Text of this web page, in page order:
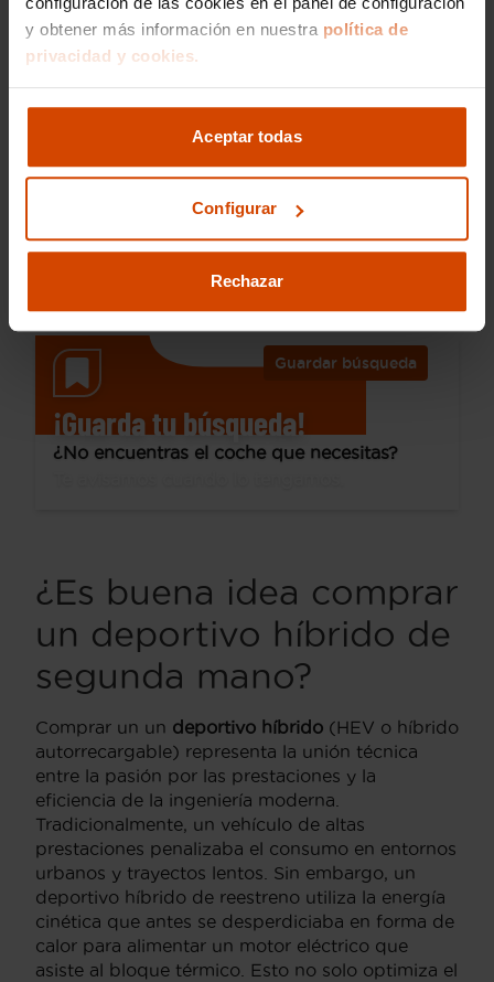
y obtener más información en nuestra política de
privacidad y cookies.
Aceptar todas
Configurar
Rechazar
Desde 510 € /mes*
32.790 €
Q5 SPORTBACK
Advanced 35 TDI 120kW S tronic
40.000 km
Móstoles - Los Rosales
Guardar búsqueda
¡Guarda tu búsqueda!
¿No encuentras el coche que necesitas?
¿Es buena idea comprar
un deportivo híbrido de
segunda mano?
Comprar un un deportivo híbrido (HEV o híbrido
autorrecargable) representa la unión técnica
entre la pasión por las prestaciones y la
eficiencia de la ingeniería moderna.
Tradicionalmente, un vehículo de altas
prestaciones penalizaba el consumo en entornos
urbanos y trayectos lentos. Sin embargo, un
deportivo híbrido de reestreno utiliza la energía
cinética que antes se desperdiciaba en forma de
calor para alimentar un motor eléctrico que
asiste al bloque térmico. Esto no solo optimiza el